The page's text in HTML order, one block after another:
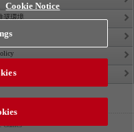
奨環境
Policy
Us
Games
Cookie Notice